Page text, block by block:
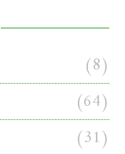
(8)
(64)
(31)